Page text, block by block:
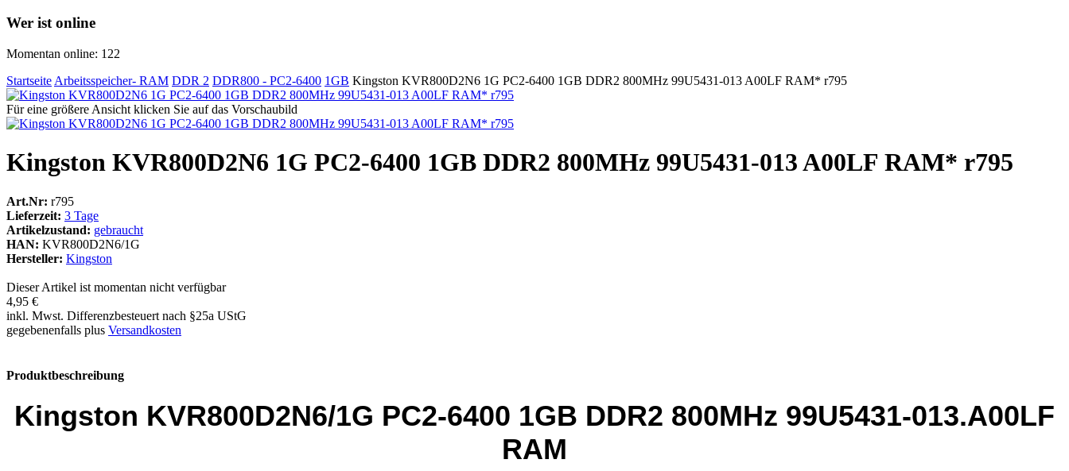
Wer ist online
Momentan online: 122
Startseite Arbeitsspeicher- RAM DDR 2 DDR800 - PC2-6400 1GB Kingston KVR800D2N6 1G PC2-6400 1GB DDR2 800MHz 99U5431-013 A00LF RAM* r795
Für eine größere Ansicht klicken Sie auf das Vorschaubild
Kingston KVR800D2N6 1G PC2-6400 1GB DDR2 800MHz 99U5431-013 A00LF RAM* r795
Art.Nr: r795
Lieferzeit: 3 Tage
Artikelzustand: gebraucht
HAN: KVR800D2N6/1G
Hersteller: Kingston
Dieser Artikel ist momentan nicht verfügbar
4,95 €
inkl. Mwst. Differenzbesteuert nach §25a UStG
gegebenenfalls plus Versandkosten
Produktbeschreibung
Kingston KVR800D2N6/1G PC2-6400 1GB DDR2 800MHz 99U5431-013.A00LF
RAM